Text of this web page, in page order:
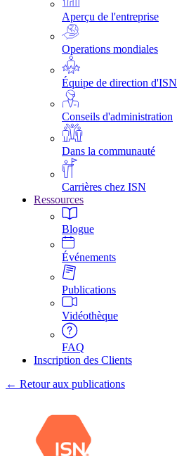
Aperçu de l'entreprise
Operations mondiales
Équipe de direction d'ISN
Conseils d'administration
Dans la communauté
Carrières chez ISN
Ressources
Blogue
Événements
Publications
Vidéothèque
FAQ
Inscription des Clients
← Retour aux publications